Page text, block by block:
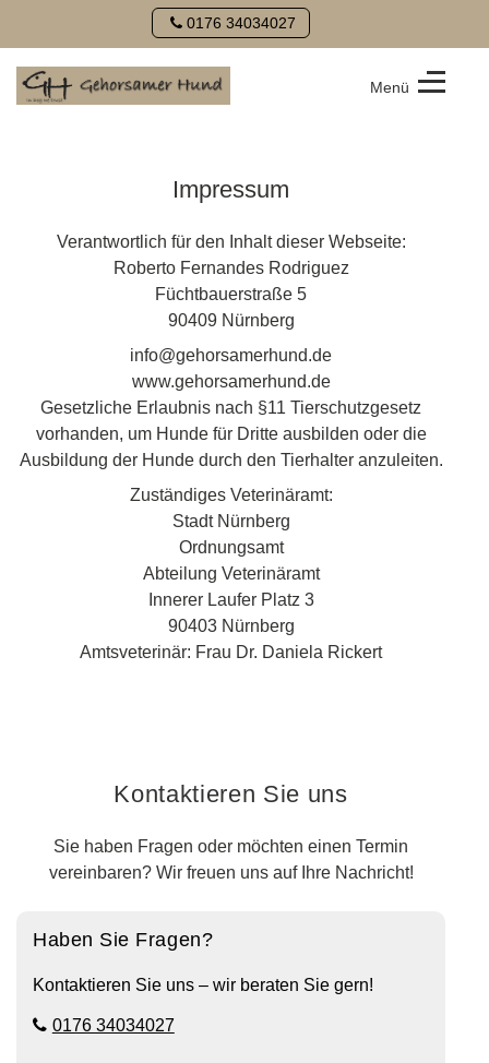
0176 34034027
Menü
Impressum
Verantwortlich für den Inhalt dieser Webseite:
Roberto Fernandes Rodriguez
Füchtbauerstraße 5
90409 Nürnberg
info@gehorsamerhund.de
www.gehorsamerhund.de
Gesetzliche Erlaubnis nach §11 Tierschutzgesetz
vorhanden, um Hunde für Dritte ausbilden oder die
Ausbildung der Hunde durch den Tierhalter anzuleiten.
Zuständiges Veterinäramt:
Stadt Nürnberg
Ordnungsamt
Abteilung Veterinäramt
Innerer Laufer Platz 3
90403 Nürnberg
Amtsveterinär: Frau Dr. Daniela Rickert
Kontaktieren Sie uns
Sie haben Fragen oder möchten einen Termin
vereinbaren? Wir freuen uns auf Ihre Nachricht!
Haben Sie Fragen?
Kontaktieren Sie uns – wir beraten Sie gern!
0176 34034027